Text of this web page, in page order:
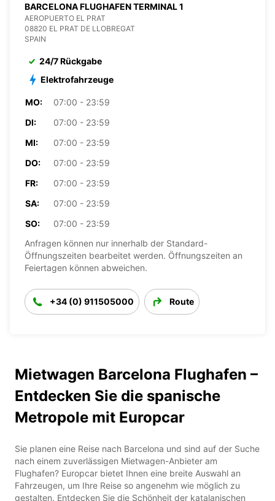
BARCELONA FLUGHAFEN TERMINAL 1
AEROPUERTO EL PRAT
08820 EL PRAT DE LLOBREGAT
SPAIN
24/7 Rückgabe
Elektrofahrzeuge
MO:
07:00 - 23:59
DI:
07:00 - 23:59
MI:
07:00 - 23:59
DO:
07:00 - 23:59
FR:
07:00 - 23:59
SA:
07:00 - 23:59
SO:
07:00 - 23:59
Anfragen können nur innerhalb der Standard-
Öffnungszeiten bearbeitet werden. Öffnungszeiten an
Feiertagen können abweichen.
+34 (0) 911505000 Route
Mietwagen Barcelona Flughafen –
Entdecken Sie die spanische
Metropole mit Europcar
Sie planen eine Reise nach Barcelona und sind auf der Suche
nach einem zuverlässigen Mietwagen-Anbieter am
Flughafen? Europcar bietet Ihnen eine breite Auswahl an
Fahrzeugen, um Ihre Reise so angenehm wie möglich zu
gestalten. Entdecken Sie die Schönheit der katalanischen